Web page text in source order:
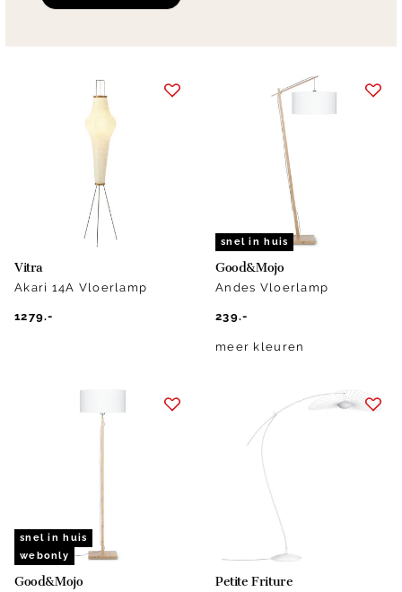
Vitra
Akari 14A Vloerlamp
1279.-
snel in huis
Good&Mojo
Andes Vloerlamp
239.-
meer kleuren
snel in huis
webonly
Good&Mojo Petite Friture